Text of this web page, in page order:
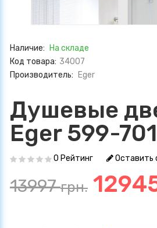
Наличие:
На складе
Код товара: 34007
Производитель:
Eger
Душевые
Eger 599-
0 Рейтинг Оставить
13997грн.